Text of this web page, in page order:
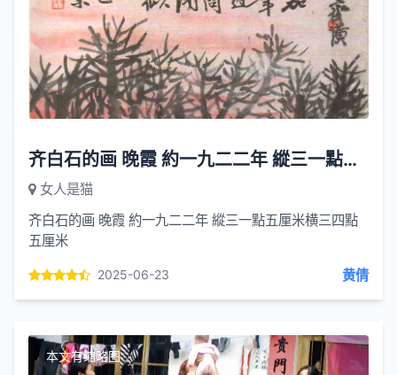
齐白石的画 晚霞 約一九二二年 縱三一點五厘米横三四點五厘米
女人是猫
齐白石的画 晚霞 約一九二二年 縱三一點五厘米横三四點
五厘米
2025-06-23 黄倩
本文有缩略图